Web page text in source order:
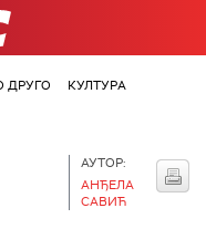
ДРУГО
КУЛТУРА
АУТОР:
АНЂЕЛА
САВИЋ